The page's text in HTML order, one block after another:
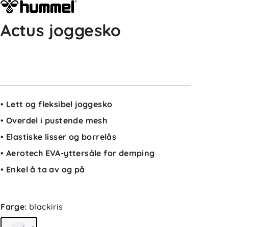
Actus joggesko
• Lett og fleksibel joggesko
• Overdel i pustende mesh
• Elastiske lisser og borrelås
• Aerotech EVA-yttersåle for demping
• Enkel å ta av og på
Farge: blackiris